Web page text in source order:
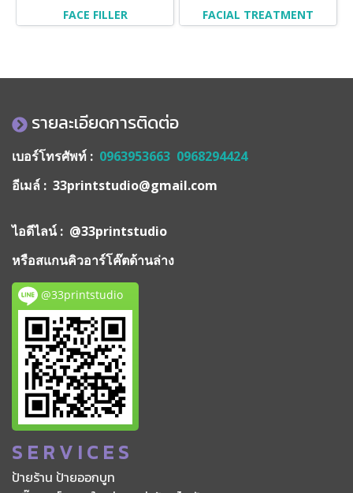
FACE FILLER FACIAL TREATMENT
รายละเอียดการติดต่อ
เบอร์โทรศัพท์ : 0963953663 0968294424
อีเมล์ : 33printstudio@gmail.com
ไอดีไลน์ : @33printstudio
หรือสแกนคิวอาร์โค๊ตด้านล่าง
@33printstudio
S E R V I C E S
ป้ายร้าน ป้ายออกบูท